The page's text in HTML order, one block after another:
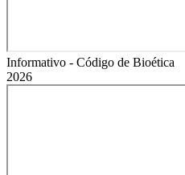
Informativo - Código de Bioética
2026